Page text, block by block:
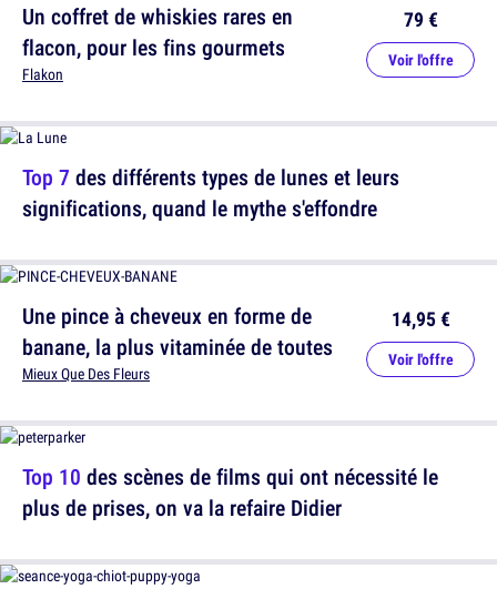
Un coffret de whiskies rares en
flacon, pour les fins gourmets
Flakon
79 €
Voir l'offre
Une pince à cheveux en forme de
banane, la plus vitaminée de toutes
Mieux Que Des Fleurs
14,95 €
Voir l'offre
Top 7 des différents types de lunes et leurs
significations, quand le mythe s'effondre
Top 10 des scènes de films qui ont nécessité le
plus de prises, on va la refaire Didier